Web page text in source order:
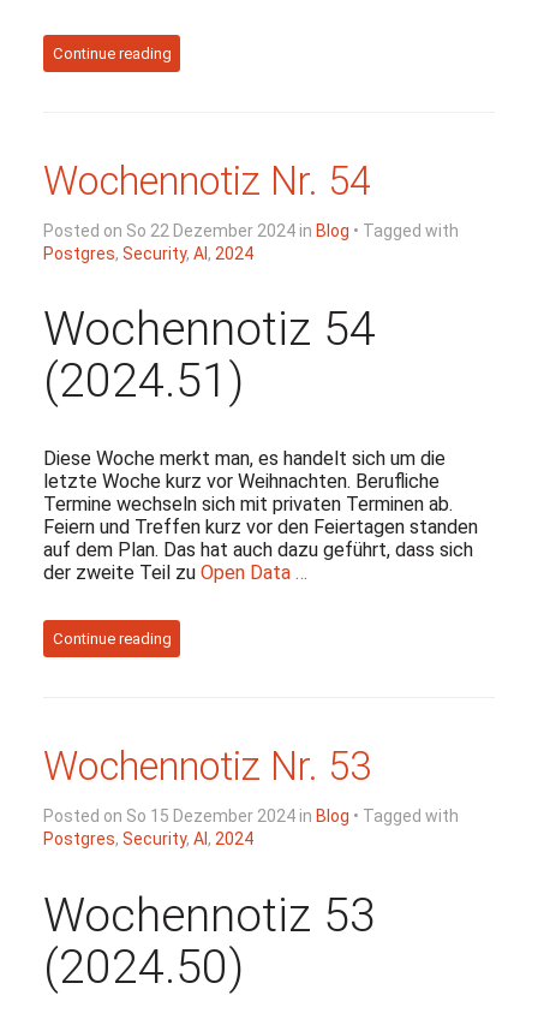
Continue reading
Wochennotiz Nr. 54
Posted on So 22 Dezember 2024 in Blog • Tagged with
Postgres, Security, AI , 2024
Wochennotiz 54
(2024.51)
Diese Woche merkt man, es handelt sich um die
letzte Woche kurz vor Weihnachten. Berufliche
Termine wechseln sich mit privaten Terminen ab.
Feiern und Treffen kurz vor den Feiertagen standen
auf dem Plan. Das hat auch dazu geführt, dass sich
der zweite Teil zu Open Data …
Continue reading
Wochennotiz Nr. 53
Posted on So 15 Dezember 2024 in Blog • Tagged with
Postgres, Security, AI , 2024
Wochennotiz 53
(2024.50)